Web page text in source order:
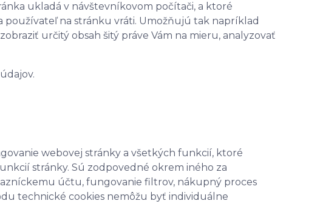
ukladá v návštevníkovom počítači, a ktoré
na stránku vráti. Umožňujú tak napríklad
určitý obsah šitý práve Vám na mieru, analyzovať
webovej stránky a všetkých funkcií, ktoré
stránky. Sú zodpovedné okrem iného za
účtu, fungovanie filtrov, nákupný proces
technické cookies nemôžu byť individuálne